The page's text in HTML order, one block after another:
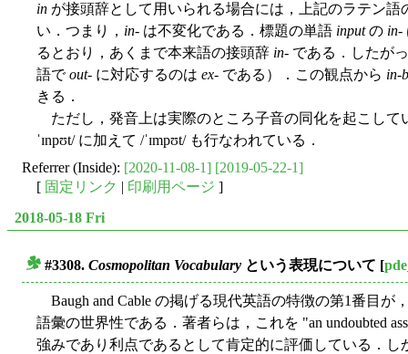
in が接頭辞として用いられる場合には，上記のラテン語
い．つまり， in- は不変化である．標題の単語 inputの in-
るとおり，あくまで本来語の接頭辞 in- である．したが
語でout- に対応するのは ex- である）．この観点から in-
きる．
ただし，発音上は実際のところ子音の同化を起こして
ˈɪnpʊt/ に加えて /ˈɪmpʊt/ も行なわれている．
Referrer (Inside): [2020-11-08-1] [2019-05-22-1]
[ 固定リンク | 印刷用ページ ]
2018-05-18 Fri
#3308. Cosmopolitan Vocabulary という表現について [
Baugh and Cable の掲げる現代英語の特徴の第1番目が
語彙の世界性である．著者らは，これを "an undoubted
強みであり利点であるとして肯定的に評価している．し